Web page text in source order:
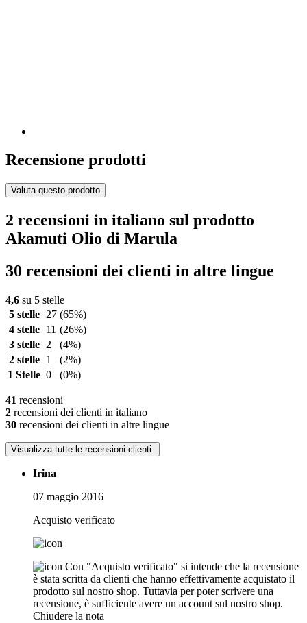
Recensione prodotti
Valuta questo prodotto
2 recensioni in italiano sul prodotto
Akamuti Olio di Marula
30 recensioni dei clienti in altre lingue
4,6 su 5 stelle
5 stelle
27 (65%)
4 stelle
11 (26%)
3 stelle
2
(4%)
2 stelle
1
(2%)
1 Stelle 0 (0%)
41 recensioni
2 recensioni dei clienti in italiano
30 recensioni dei clienti in altre lingue
Visualizza tutte le recensioni clienti.
Irina
07 maggio 2016
Acquisto verificato
Con "Acquisto verificato" si intende che la recensione
è stata scritta da clienti che hanno effettivamente acquistato il
prodotto sul nostro shop. Tuttavia per poter scrivere una
recensione, è sufficiente avere un account sul nostro shop.
Chiudere la nota